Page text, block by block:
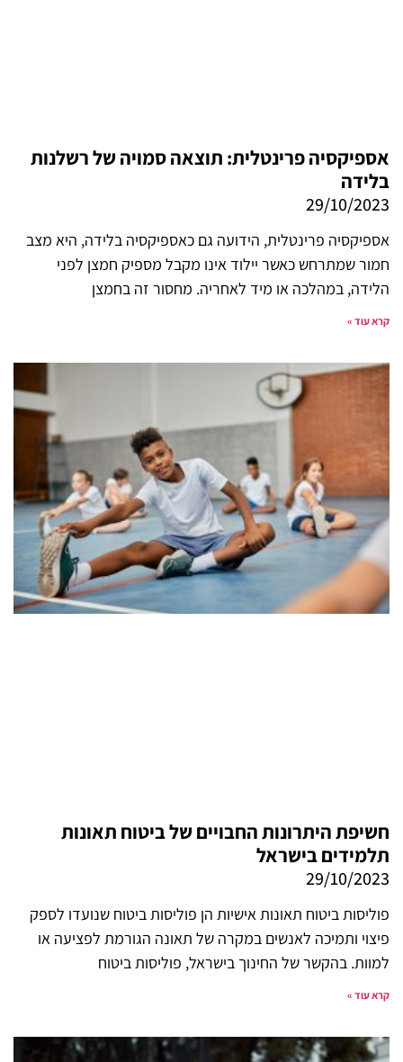
אספיקסיה פרינטלית: תוצאה סמויה של רשלנות
בלידה
29/10/2023
אספיקסיה פרינטלית, הידועה גם כאספיקסיה בלידה, היא מצב
חמור שמתרחש כאשר יילוד אינו מקבל מספיק חמצן לפני
הלידה, במהלכה או מיד לאחריה. מחסור זה בחמצן
קרא עוד »
חשיפת היתרונות החבויים של ביטוח תאונות
תלמידים בישראל
29/10/2023
פוליסות ביטוח תאונות אישיות הן פוליסות ביטוח שנועדו לספק
פיצוי ותמיכה לאנשים במקרה של תאונה הגורמת לפציעה או
למוות. בהקשר של החינוך בישראל, פוליסות ביטוח
קרא עוד »